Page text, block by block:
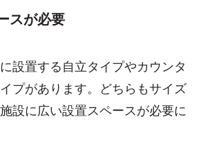
スが必要
設置する自立タイプやカウンタ
プがあります。どちらもサイズ
設に広い設置スペースが必要に